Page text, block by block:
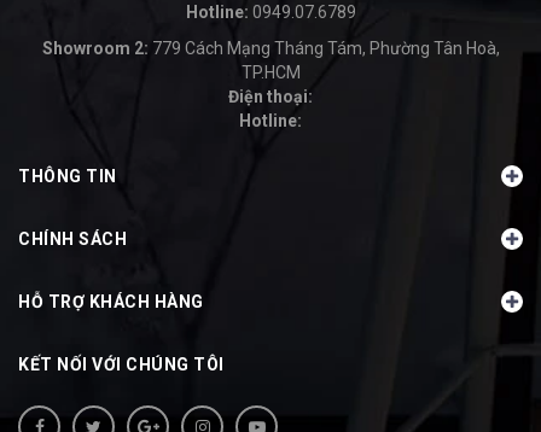
-
Hotline: 0949.07.6789
Showroom 2: 779 Cách Mạng Tháng Tám, Phường Tân Hoà,
TP.HCM
Điện thoại:
-
Hotline:
THÔNG TIN
CHÍNH SÁCH
HỖ TRỢ KHÁCH HÀNG
KẾT NỐI VỚI CHÚNG TÔI